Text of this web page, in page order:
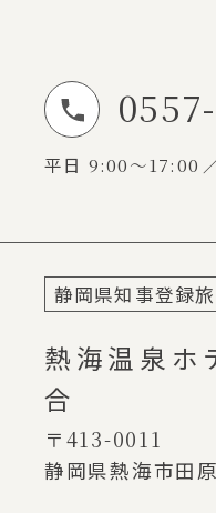
お電話でのお問い
平日 9:00～17:00
静岡県知事登録
熱海温泉ホ
合
〒413-0011
静岡県熱海市田